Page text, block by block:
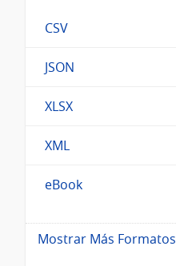
CSV
JSON
XLSX
XML
eBook
Mostrar Más Formatos